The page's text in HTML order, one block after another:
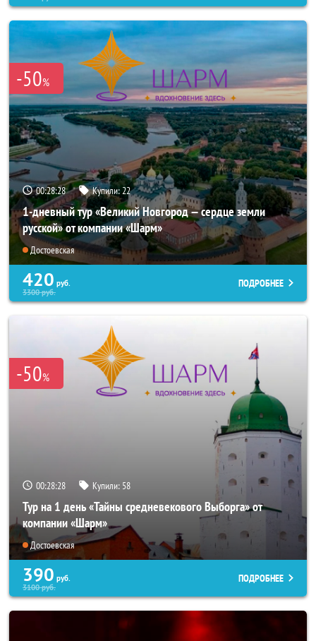
-50%
00:28:25 Купили: 22
1-дневный тур «Великий Новгород — сердце земли
русской» от компании «Шарм»
Достоевская
420 руб.
3300руб.
ПОДРОБНЕЕ
-50%
00:28:25 Купили: 58
Тур на 1 день «Тайны средневекового Выборга» от
компании «Шарм»
Достоевская
390 руб.
3100руб.
ПОДРОБНЕЕ